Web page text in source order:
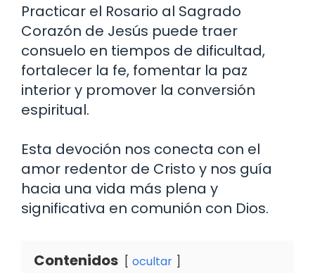
Practicar el Rosario al Sagrado
Corazón de Jesús puede traer
consuelo en tiempos de dificultad,
fortalecer la fe, fomentar la paz
interior y promover la conversión
espiritual.
Esta devoción nos conecta con el
amor redentor de Cristo y nos guía
hacia una vida más plena y
significativa en comunión con Dios.
Contenidos ocultar